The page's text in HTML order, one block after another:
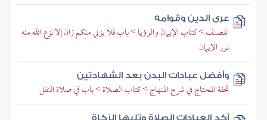
عرى الدين وقوامه
المصنف > كتاب الإيمان والرؤيا > باب فلا يزني منكم زان إلا نزع الله منه
نور الإيمان
وأفضل عبادات البدن بعد الشهادتين
تحفة المحتاج في شرح المنهاج > كتاب الصلاة > باب في صلاة النفل
آكد العبادات الصلاة وتليها الزكاة